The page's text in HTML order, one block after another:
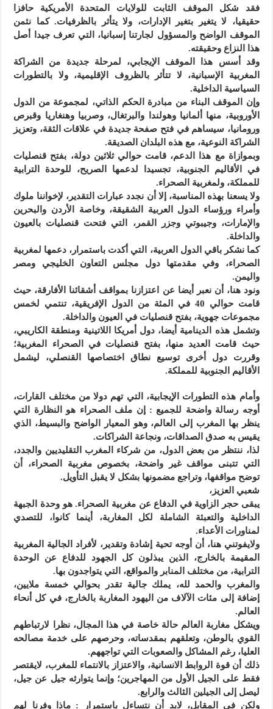
فقد شكل الموقف الثابت للولايات المتحدة الأمريكية حافزا
حقيقيا، لا يتغير بتغير الإدارات، ولا يتأثر بالظرفيات. كما نثمن
الموقف الواضح والمسؤول لجارتنا إسبانيا، التي تعرف جيدا أصل
هذا النزاع وحقيقته.
وقد أسس هذا الموقف الإيجابي، لمرحلة جديدة من الشراكة
المغربية الإسبانية، لا تتأثر بالظروف الإقليمية، ولا بالتطورات
السياسية الداخلية.
وإن الموقف البناء من مبادرة الحكم الذاتي، لمجموعة من الدول
الأوروبية، منها ألمانيا وهولندا والبرتغال، وصربيا وهنغاريا وقبرص
ورومانيا، سيساهم في فتح صفحة جديدة في علاقات الثقة، وتعزيز
الشراكة النوعية، مع هذه البلدان الصديقة.
وبموازاة مع هذا الدعم، قامت حوالي ثلاثين دولة، بفتح قنصليات
في الأقاليم الجنوبية، تجسيدا لدعمها الصريح، للوحدة الترابية
للمملكة، ولمغربية الصحراء.
ولا يسعنا بهذه المناسبة، إلا أن نجدد عبارات التقدير، لإخواننا ملوك
وأمراء ورؤساء الدول العربية الشقيقة، وخاصة الأردن والبحرين
والإمارات، وجيبوتي وجزر القمر، التي فتحت قنصليات بالعيون
والداخلة.
كما نشكر باقي الدول العربية، التي أكدت باستمرار، دعمها لمغربية
الصحراء، وفي مقدمتها دول مجلس التعاون الخليجي ومصر
واليمن.
ونود هنا، أن نعبر أيضا عن اعتزازنا بمواقف أشقائنا الأفارقة، حيث
قامت حوالي 40 في المئة من الدول الإفريقية، تنتمي لخمس
مجموعات جهوية، بفتح قنصليات في العيون والداخلة.
وتشمل هذه الدينامية أيضا، دول أمريكا اللاتينية ومنطقة الكاريبي،
حيث قامت العديد منها، بفتح قنصليات في الصحراء المغربية؛
وقررت دول أخرى توسيع نطاق اختصاصها القنصلي، ليشمل
الأقاليم الجنوبية للمملكة.
وأمام هذه التطورات الإيجابية، التي تهم دولا من مختلف القارات،
أوجه رسالة واضحة للجميع : إن ملف الصحراء هو النظارة التي
ينظر بها المغرب إلى العالم، وهو المعيار الواضح والبسيط، الذي
يقيس به صدق الصداقات، ونجاعة الشراكات.
لذا، ننتظر من بعض الدول، من شركاء المغرب التقليديين والجدد،
التي تتبنى مواقف غير واضحة، بخصوص مغربية الصحراء، أن
توضح مواقفها، وتراجع مضمونها بشكل لا يقبل التأويل.
شعبي العزيز،
يبقى حجر الزاوية في الدفاع عن مغربية الصحراء. هو وحدة الجبهة
الداخلية والتعبئة الشاملة لكل المغاربة، أينما كانوا، للتصدي
لمناورات الأعداء.
ولايفوتني هنا، أن أوجه تحية إشادة وتقدير، لأفراد الجالية المغربية
المقيمة بالخارج، الذين يبذلون كل الجهود للدفاع عن الوحدة
الترابية، من مختلف المنابر والمواقع، التي يتواجدون بها.
والمغرب والحمد لله، يملك جالية تقدر بحوالي خمسة ملايين،
إضافة إلى مئات الآلاف من اليهود المغاربة بالخارج، في كل أنحاء
العالم.
ويشكل مغاربة العالم حالة خاصة في هذا المجال، نظرا لارتباطهم
القوي بالوطن، وتعلقهم بمقدساته، وحرصهم على خدمة مصالحه
العليا، رغم المشاكل والصعوبات التي تواجههم.
ذلك أن قوة الروابط الانسانية، والاعتزاز بالانتماء للمغرب، لايقتصر
فقط على الجيل الأول من المهاجرين؛ وإنما يتوارثه جيل عن جيل،
ليصل إلى الجيلين الثالث والرابع.
ولكن في المقابل، لابد أن نتساءل باستمرار : ماذا وفرنا لهم